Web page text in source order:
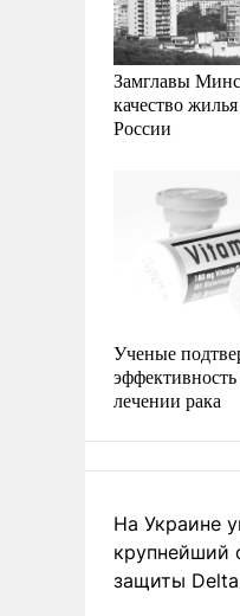
Замглавы
качество
России
Ученые
лечении рака
На Украине
крупнейший
защиты